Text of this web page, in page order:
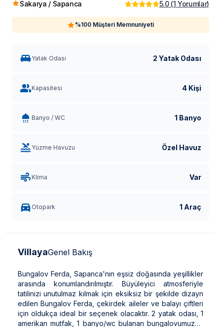
Sakarya / Sapanca 5.0(1 Yorumlar)
%100 Müşteri Memnuniyeti
Yatak Odası 2 Yatak Odası
Kapasitesi 4 Kişi
Banyo / WC 1 Banyo
Yüzme Havuzu Özel Havuz
Klima Var
Otopark 1 Araç
VillayaGenel Bakış
Bungalov Ferda, Sapanca'nın eşsiz doğasında yeşillikler
arasında konumlandırılmıştır. Büyüleyici atmosferiyle
tatilinizi unutulmaz kılmak için eksiksiz bir şekilde dizayn
edilen Bungalov Ferda, çekirdek aileler ve balayı çiftleri
için oldukça ideal bir seçenek olacaktır. 2 yatak odası, 1
amerikan mutfak, 1 banyo/wc bulanan bungalovumuzda